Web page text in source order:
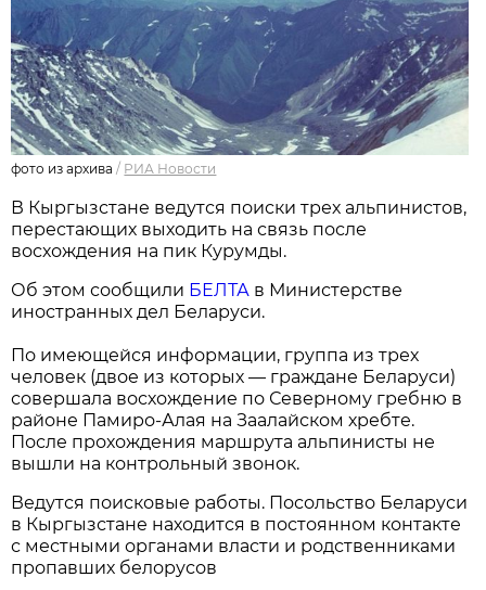
фото из архива / РИА Новости
В Кыргызстане ведутся поиски трех альпинистов,
перестающих выходить на связь после
восхождения на пик Курумды.
Об этом сообщили БЕЛТА в Министерстве
иностранных дел Беларуси.
По имеющейся информации, группа из трех
человек (двое из которых — граждане Беларуси)
совершала восхождение по Северному гребню в
районе Памиро-Алая на Заалайском хребте.
После прохождения маршрута альпинисты не
вышли на контрольный звонок.
Ведутся поисковые работы. Посольство Беларуси
в Кыргызстане находится в постоянном контакте
с местными органами власти и родственниками
пропавших белорусов